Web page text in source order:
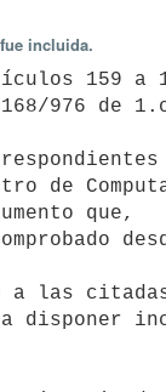
incluida.
976 de
de
que,
disponer